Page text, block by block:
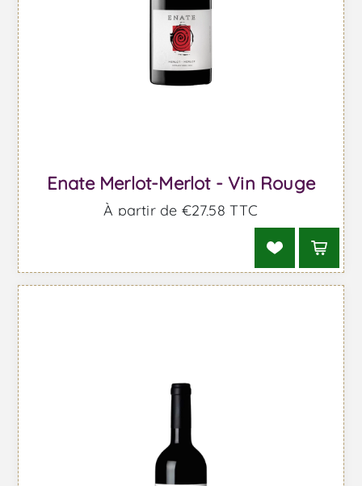
Enate Merlot-Merlot - Vin Rouge
À partir de €27,58 TTC